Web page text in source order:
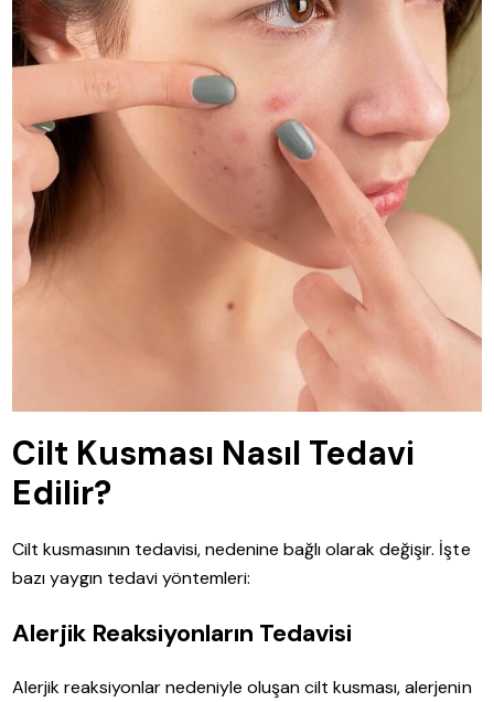
Cilt Kusması Nasıl Tedavi
Edilir?
Cilt kusmasının tedavisi, nedenine bağlı olarak değişir. İşte
bazı yaygın tedavi yöntemleri:
Alerjik Reaksiyonların Tedavisi
Alerjik reaksiyonlar nedeniyle oluşan cilt kusması, alerjenin